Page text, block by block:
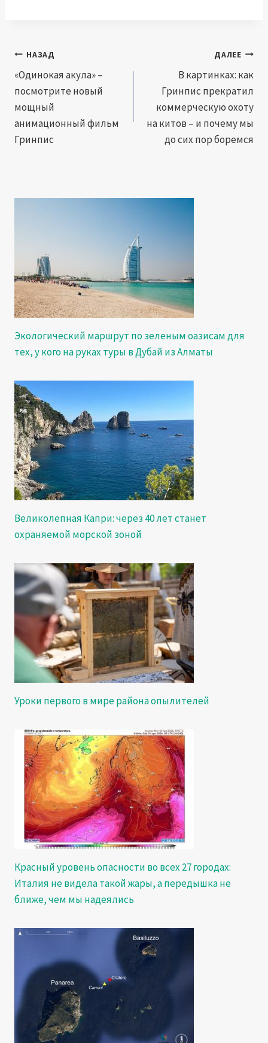
Навигация
по
записям
НАЗАД
«Одинокая акула» –
посмотрите новый
мощный
анимационный фильм
Гринпис
ДАЛЕЕ
В картинках: как
Гринпис прекратил
коммерческую охоту
на китов – и почему мы
до сих пор боремся
Экологический маршрут по зеленым оазисам для
тех, у кого на руках туры в Дубай из Алматы
Великолепная Капри: через 40 лет станет
охраняемой морской зоной
Уроки первого в мире района опылителей
Красный уровень опасности во всех 27 городах:
Италия не видела такой жары, а передышка не
ближе, чем мы надеялись